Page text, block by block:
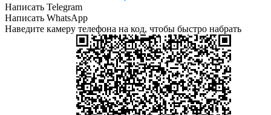
Написать Telegram
Написать WhatsApp
Наведите камеру телефона на код, чтобы быстро набрать